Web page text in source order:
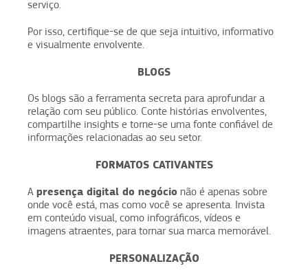
serviço.
Por isso, certifique-se de que seja intuitivo, informativo
e visualmente envolvente.
BLOGS
Os blogs são a ferramenta secreta para aprofundar a
relação com seu público. Conte histórias envolventes,
compartilhe insights e torne-se uma fonte confiável de
informações relacionadas ao seu setor.
FORMATOS CATIVANTES
A presença digital do negócio não é apenas sobre
onde você está, mas como você se apresenta. Invista
em conteúdo visual, como infográficos, vídeos e
imagens atraentes, para tornar sua marca memorável.
PERSONALIZAÇÃO